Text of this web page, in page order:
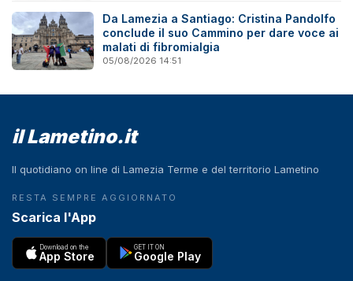
Da Lamezia a Santiago: Cristina Pandolfo
conclude il suo Cammino per dare voce ai
malati di fibromialgia
05/08/2026 14:51
il Lametino.it
Il quotidiano on line di Lamezia Terme e del territorio Lametino
RESTA SEMPRE AGGIORNATO
Scarica l'App
Download on the
App Store
GET IT ON
Google Play